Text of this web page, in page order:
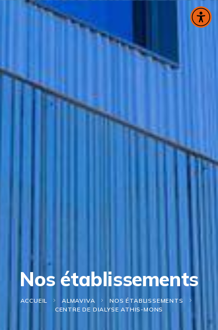
Nos établissements
ACCUEIL ALMAVIVA
NOS ÉTABLISSEMENTS
CENTRE DE DIALYSE ATHIS-MONS
Panneau de gestion des cookies